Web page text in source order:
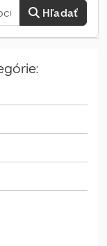
Vonkajšie
horný záves
závažie,
zákazník
Hľadať